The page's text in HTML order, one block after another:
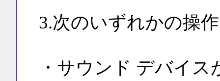
3.次のいずれかの操
・サウンド デバイ